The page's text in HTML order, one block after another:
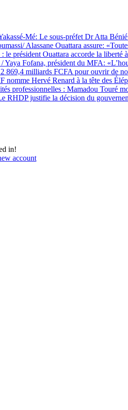
Mé: Le sous-préfet Dr Atta
Alassane Ouattara assure:
: le président Ouattara accorde la liberté
/ Yaya Fofana, président du MFA:
869,4 milliards FCFA pour ouvrir de
nomme Hervé Renard à la tête des
professionnelles : Mamadou Touré
RHDP justifie la décision du
in!
account